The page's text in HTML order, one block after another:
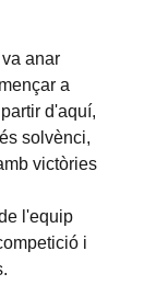
anar
a
d'aquí,
solvènci,
victòries
l'equip
i